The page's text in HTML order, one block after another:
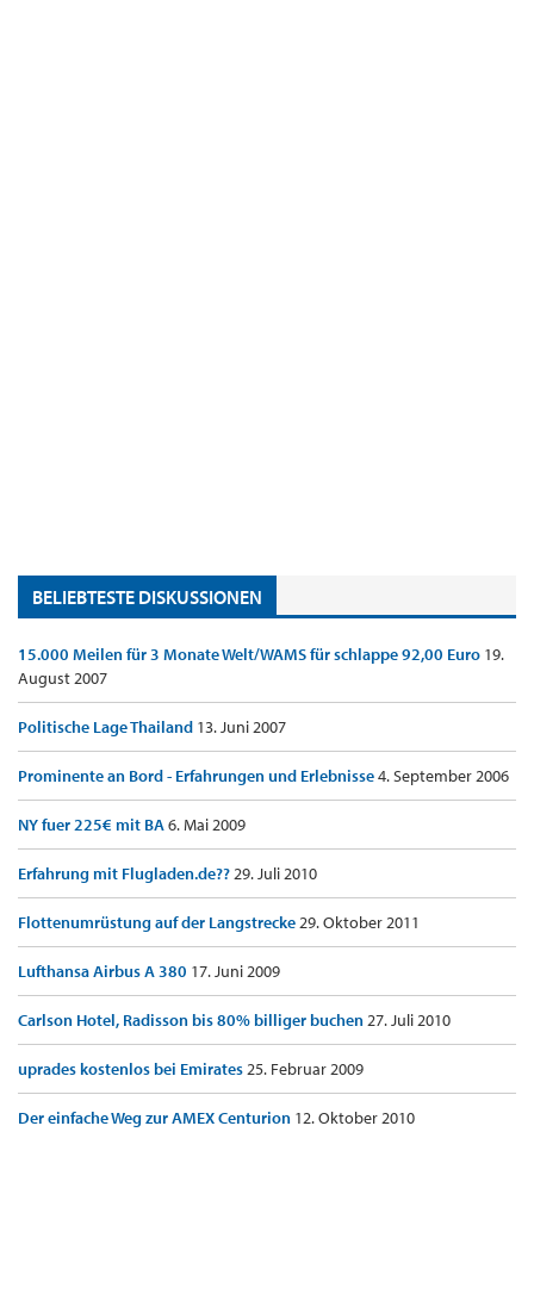
BELIEBTESTE DISKUSSIONEN
15.000 Meilen für 3 Monate Welt/WAMS für schlappe 92,00 Euro 19.
August 2007
Politische Lage Thailand 13. Juni 2007
Prominente an Bord - Erfahrungen und Erlebnisse4. September 2006
NY fuer 225€ mit BA6. Mai 2009
Erfahrung mit Flugladen.de??29. Juli 2010
Flottenumrüstung auf der Langstrecke29. Oktober 2011
Lufthansa Airbus A 380 17. Juni 2009
Carlson Hotel, Radisson bis 80% billiger buchen27. Juli 2010
uprades kostenlos bei Emirates25. Februar 2009
Der einfache Weg zur AMEX Centurion 12. Oktober 2010